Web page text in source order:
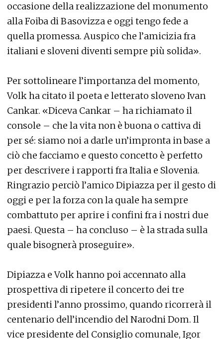
occasione della realizzazione del monumento
alla Foiba di Basovizza e oggi tengo fede a
quella promessa. Auspico che l’amicizia fra
italiani e sloveni diventi sempre più solida».
Per sottolineare l’importanza del momento,
Volk ha citato il poeta e letterato sloveno Ivan
Cankar. «Diceva Cankar – ha richiamato il
console – che la vita non è buona o cattiva di
per sé: siamo noi a darle un’impronta in base a
ciò che facciamo e questo concetto è perfetto
per descrivere i rapporti fra Italia e Slovenia.
Ringrazio perciò l’amico Dipiazza per il gesto di
oggi e per la forza con la quale ha sempre
combattuto per aprire i confini fra i nostri due
paesi. Questa – ha concluso – è la strada sulla
quale bisognerà proseguire».
Dipiazza e Volk hanno poi accennato alla
prospettiva di ripetere il concerto dei tre
presidenti l’anno prossimo, quando ricorrerà il
centenario dell’incendio del Narodni Dom. Il
vice presidente del Consiglio comunale, Igor